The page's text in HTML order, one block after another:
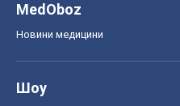
MedOboz
Новини медицини
Шоу